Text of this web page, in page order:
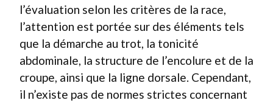
l’évaluation selon les critères de la race,
l’attention est portée sur des éléments tels
que la démarche au trot, la tonicité
abdominale, la structure de l’encolure et de la
croupe, ainsi que la ligne dorsale. Cependant,
il n’existe pas de normes strictes concernant